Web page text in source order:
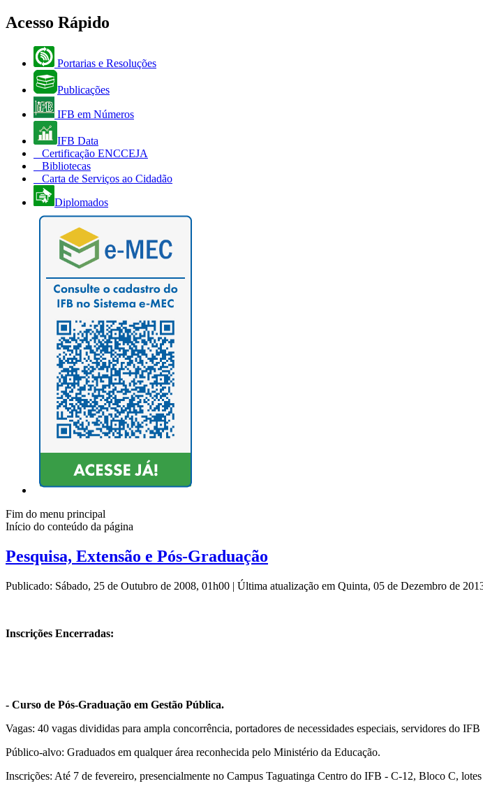
Acesso Rápido
Portarias e Resoluções
Publicações
IFB em Números
IFB Data
Certificação ENCCEJA
Bibliotecas
Carta de Serviços ao Cidadão
Diplomados
Fim do menu principal
Início do conteúdo da página
Pesquisa, Extensão e Pós-Graduação
Publicado: Sábado, 25 de Outubro de 2008, 01h00 | Última atualização em Quinta, 05 de Dezembro de
Inscrições Encerradas:
- Curso de Pós-Graduação em Gestão Pública.
Vagas: 40 vagas divididas para ampla concorrência, portadores de necessidades especiais, servidores do
Público-alvo: Graduados em qualquer área reconhecida pelo Ministério da Educação.
Inscrições: Até 7 de fevereiro, presencialmente no Campus Taguatinga Centro do IFB - C-12, Bloco C,